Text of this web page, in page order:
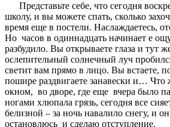
Представьте себе, что сегодня
школу, и вы можете спать, сколько
время еще в постели. Наслаждаетесь,
Но часов в одиннадцать начинает е
разбудило. Вы открываете глаза и тут
ослепительный солнечный луч
светит вам прямо в лицо. Вы встаете,
пошире раздвигаете занавески и… Что
окном, во дворе, где еще вчера было
ногами хлюпала грязь, сегодня все
белизной – за ночь навалило снегу, и
остановлюсь и сделаю отступление.